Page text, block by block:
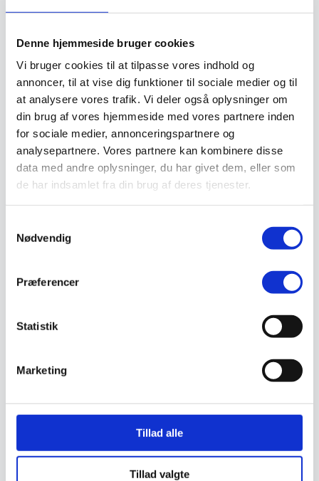
Denne hjemmeside bruger cookies
Vi bruger cookies til at tilpasse vores indhold og
annoncer, til at vise dig funktioner til sociale medier og til
at analysere vores trafik. Vi deler også oplysninger om
din brug af vores hjemmeside med vores partnere inden
for sociale medier, annonceringspartnere og
analysepartnere. Vores partnere kan kombinere disse
data med andre oplysninger, du har givet dem, eller som
de har indsamlet fra din brug af deres tjenester.
Nødvendig
Præferencer
Statistik
Marketing
Tillad alle
Tillad valgte
Åndedrætsværn
Byudstyr
Affaldsbeholdere
Afspærring
Førstehjælp
Handsker
Hygiejne
Kemi håndtering
Plejeprodukter
Sikkerhedsfodtøj
Såler
Sandal
Sko
Støvler
Skadedyrsbekæmpelse
Vejskilte
Luftrenser
Trafiksikkerhed
Afspærring